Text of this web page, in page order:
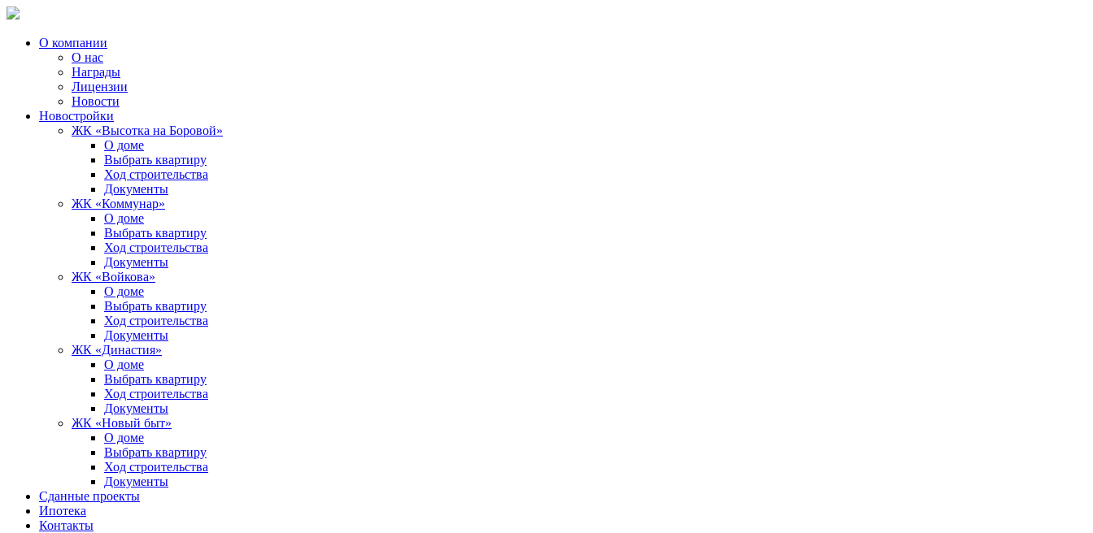
О компании
О нас
Награды
Лицензии
Новости
Новостройки
ЖК «Высотка на Боровой»
О доме
Выбрать квартиру
Ход строительства
Документы
ЖК «Коммунар»
О доме
Выбрать квартиру
Ход строительства
Документы
ЖК «Войкова»
О доме
Выбрать квартиру
Ход строительства
Документы
ЖК «Династия»
О доме
Выбрать квартиру
Ход строительства
Документы
ЖК «Новый быт»
О доме
Выбрать квартиру
Ход строительства
Документы
Сданные проекты
Ипотека
Контакты